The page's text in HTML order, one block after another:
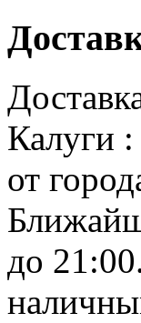
Калуги
от
до